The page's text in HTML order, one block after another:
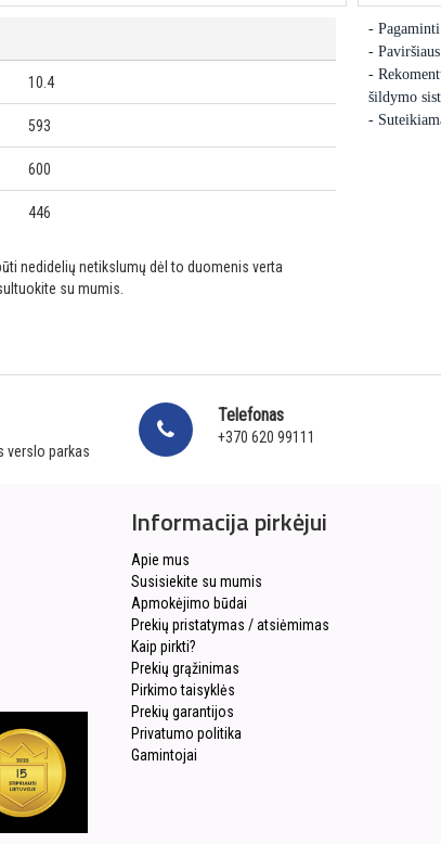
10.4
593
600
446
nedidelių netikslumų dėl to duomenis verta
su mumis.
-
-
-
šildymo
-
verslo parkas
Telefonas
+370 620 99111
Informacija pirkėjui
Apie mus
Susisiekite su mumis
Apmokėjimo būdai
Prekių pristatymas / atsiėmimas
Kaip pirkti?
Prekių grąžinimas
Pirkimo taisyklės
Prekių garantijos
Privatumo politika
Gamintojai